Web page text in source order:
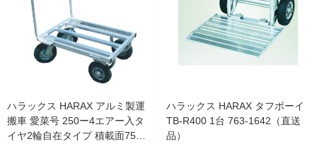
ハラックス HARAX アルミ製運
搬車 愛菜号 250ー4エアー入タ
イヤ2輪自在タイプ 積載面750×
ハラックス HARAX タフボーイ
TB-R400 1台 763-1642（直送
品）